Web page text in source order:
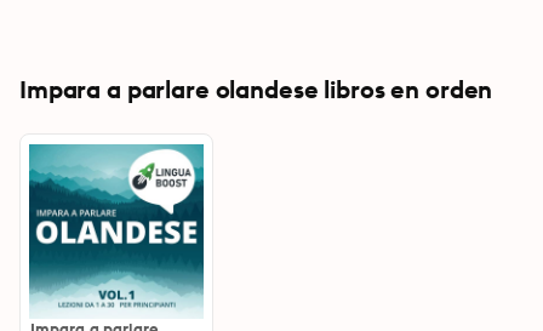
Impara a parlare olandese libros en orden